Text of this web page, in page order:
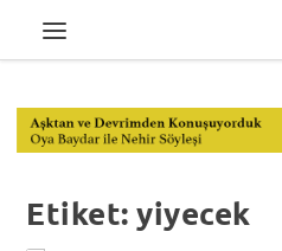
Etiket:yiyecek